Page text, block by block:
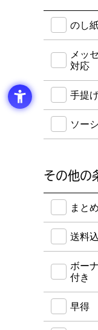
のし紙・
のし
メッ
対応
手提
ソー
その他の
送料込み・
まと
送料
ボー
付き
早得